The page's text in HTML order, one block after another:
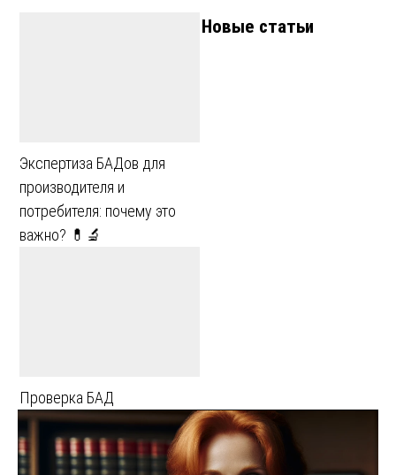
Экспертиза БАДов для
производителя и
потребителя: почему это
важно? 💊🔬
Проверка БАД
Новые статьи